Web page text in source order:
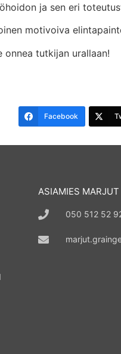
ja sen eri
motivoiva
tutkijan urallaan!
Facebook
ASIAMIES MARJUT
050 512 52